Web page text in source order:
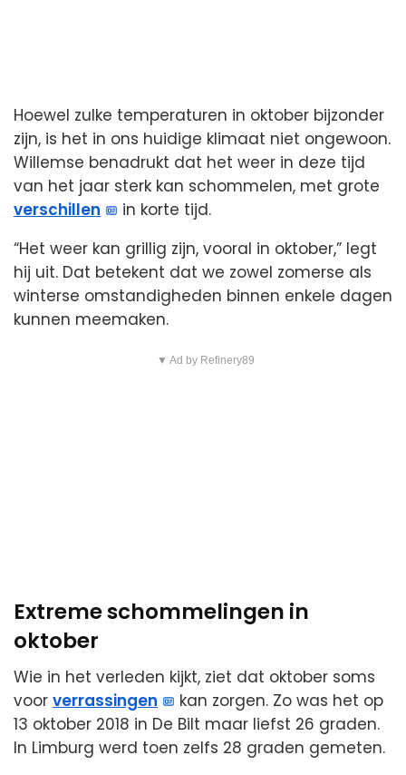
Hoewel zulke temperaturen in oktober bijzonder
zijn, is het in ons huidige klimaat niet ongewoon.
Willemse benadrukt dat het weer in deze tijd
van het jaar sterk kan schommelen, met grote
verschillen
in korte tijd.
“Het weer kan grillig zijn, vooral in oktober,” legt
hij uit. Dat betekent dat we zowel zomerse als
winterse omstandigheden binnen enkele dagen
kunnen meemaken.
▼ Ad by Refinery89
Extreme schommelingen in
oktober
Wie in het verleden kijkt, ziet dat oktober soms
voor verrassingen
kan zorgen. Zo was het op
13 oktober 2018 in De Bilt maar liefst 26 graden.
In Limburg werd toen zelfs 28 graden gemeten.